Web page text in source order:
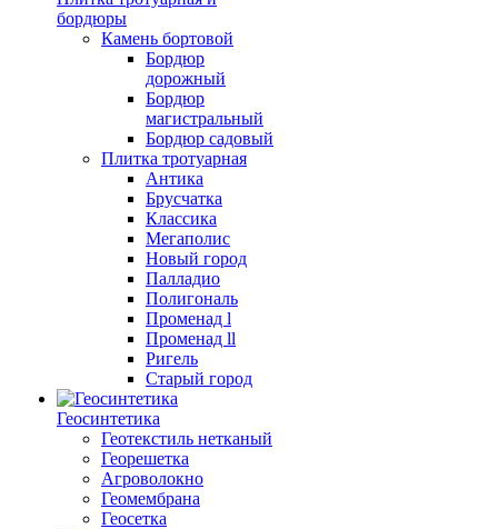
бордюры
Камень бортовой
Бордюр
дорожный
Бордюр
магистральный
Бордюр садовый
Плитка тротуарная
Антика
Брусчатка
Классика
Мегаполис
Новый город
Палладио
Полигональ
Променад l
Променад ll
Ригель
Старый город
Геосинтетика
Геотекстиль нетканый
Георешетка
Агроволокно
Геомембрана
Геосетка